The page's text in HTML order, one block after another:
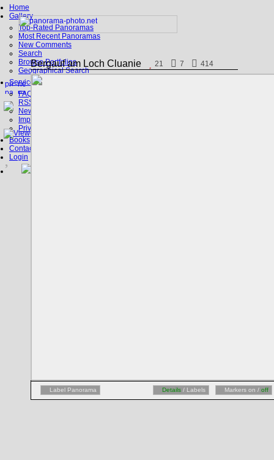
Home
Gallery
Top-Rated Panoramas
Most Recent Panoramas
New Comments
Search
Browse Portfolios
Geographical Search
Service
FAQ
RSS, Google Earth
News
Imprint
Privacy Policy
Books
Contact
Login
Bergauf am Loch Cluanie 21 7 414
Label Panorama Details / Labels Markers on / off